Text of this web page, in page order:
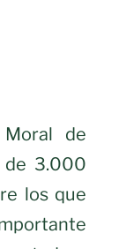
de
de 3.000
los que